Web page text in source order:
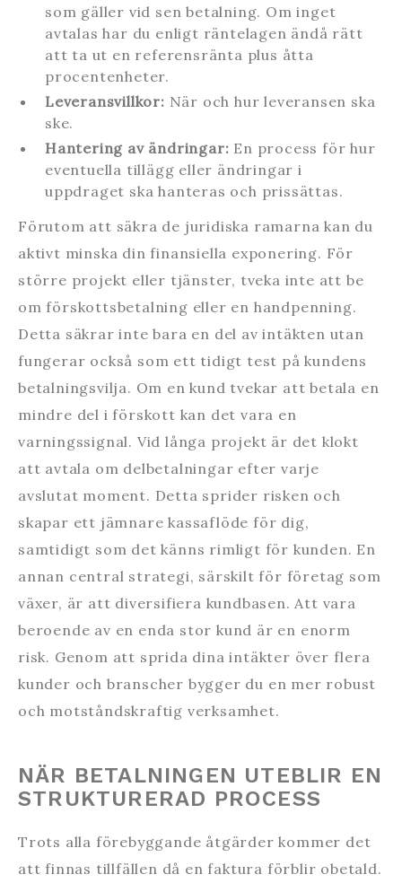
som gäller vid sen betalning. Om inget
avtalas har du enligt räntelagen ändå rätt
att ta ut en referensränta plus åtta
procentenheter.
Leveransvillkor: När och hur leveransen ska
ske.
Hantering av ändringar: En process för hur
eventuella tillägg eller ändringar i
uppdraget ska hanteras och prissättas.
Förutom att säkra de juridiska ramarna kan du
aktivt minska din finansiella exponering. För
större projekt eller tjänster, tveka inte att be
om förskottsbetalning eller en handpenning.
Detta säkrar inte bara en del av intäkten utan
fungerar också som ett tidigt test på kundens
betalningsvilja. Om en kund tvekar att betala en
mindre del i förskott kan det vara en
varningssignal. Vid långa projekt är det klokt
att avtala om delbetalningar efter varje
avslutat moment. Detta sprider risken och
skapar ett jämnare kassaflöde för dig,
samtidigt som det känns rimligt för kunden. En
annan central strategi, särskilt för företag som
växer, är att diversifiera kundbasen. Att vara
beroende av en enda stor kund är en enorm
risk. Genom att sprida dina intäkter över flera
kunder och branscher bygger du en mer robust
och motståndskraftig verksamhet.
NÄR BETALNINGEN UTEBLIR EN
STRUKTURERAD PROCESS
Trots alla förebyggande åtgärder kommer det
att finnas tillfällen då en faktura förblir obetald.